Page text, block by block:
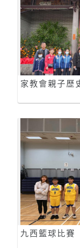
家教會親子歷
九西籃球比賽